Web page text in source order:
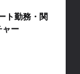
ト勤務・関
ャー